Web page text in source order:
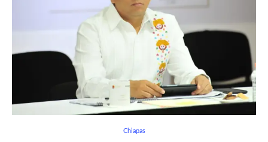
Chiapas